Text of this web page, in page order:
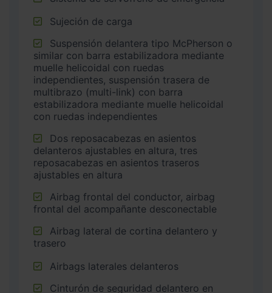
Sujeción de carga
similar con barra estabilizadora mediante
muelle helicoidal con ruedas
independientes, suspensión trasera de
multibrazo (multi-link) con barra
estabilizadora mediante muelle helicoidal
con ruedas independientes
delanteros ajustables en altura, tres
reposacabezas en asientos traseros
ajustables en altura
frontal del acompañante desconectable
trasero
Airbags laterales delanteros